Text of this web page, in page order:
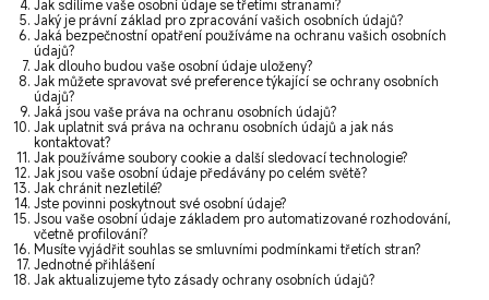
Jak sdílíme vaše osobní údaje se třetími stranami?
Jaký je právní základ pro zpracování vašich osobních údajů?
Jaká bezpečnostní opatření používáme na ochranu vašich osobních
údajů?
Jak dlouho budou vaše osobní údaje uloženy?
Jak můžete spravovat své preference týkající se ochrany osobních
údajů?
Jaká jsou vaše práva na ochranu osobních údajů?
Jak uplatnit svá práva na ochranu osobních údajů a jak nás
kontaktovat?
Jak používáme soubory cookie a další sledovací technologie?
Jak jsou vaše osobní údaje předávány po celém světě?
Jak chránit nezletilé?
Jste povinni poskytnout své osobní údaje?
Jsou vaše osobní údaje základem pro automatizované rozhodování,
včetně profilování?
Musíte vyjádřit souhlas se smluvními podmínkami třetích stran?
Jednotné přihlášení
Jak aktualizujeme tyto zásady ochrany osobních údajů?